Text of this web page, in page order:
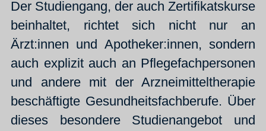
Der Studiengang, der auch Zertifikatskurse
beinhaltet, richtet sich nicht nur an
Ärzt:innen und Apotheker:innen, sondern
auch explizit auch an Pflegefachpersonen
und andere mit der Arzneimitteltherapie
beschäftigte Gesundheitsfachberufe. Über
dieses besondere Studienangebot und